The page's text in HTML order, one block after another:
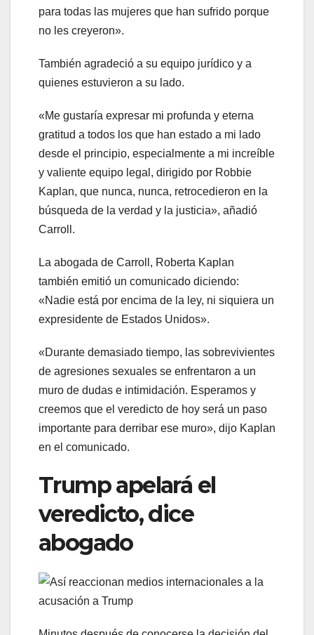
para todas las mujeres que han sufrido porque
no les creyeron».
También agradeció a su equipo jurídico y a
quienes estuvieron a su lado.
«Me gustaría expresar mi profunda y eterna
gratitud a todos los que han estado a mi lado
desde el principio, especialmente a mi increíble
y valiente equipo legal, dirigido por Robbie
Kaplan, que nunca, nunca, retrocedieron en la
búsqueda de la verdad y la justicia», añadió
Carroll.
La abogada de Carroll, Roberta Kaplan
también emitió un comunicado diciendo:
«Nadie está por encima de la ley, ni siquiera un
expresidente de Estados Unidos».
«Durante demasiado tiempo, las sobrevivientes
de agresiones sexuales se enfrentaron a un
muro de dudas e intimidación. Esperamos y
creemos que el veredicto de hoy será un paso
importante para derribar ese muro», dijo Kaplan
en el comunicado.
Trump apelará el
veredicto, dice
abogado